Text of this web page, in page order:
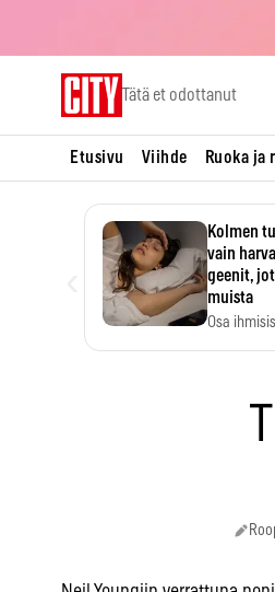
Tätä et odottanut
Etusivu Viihde Ruoka ja
Kolmen
vain
geenit,
muista
Osa